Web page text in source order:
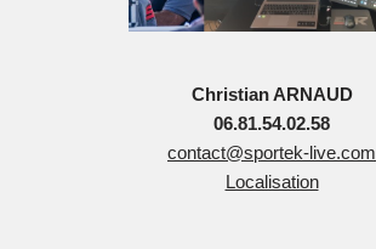
Christian ARNAUD
06.81.54.02.58
contact@sportek-live.com
Localisation